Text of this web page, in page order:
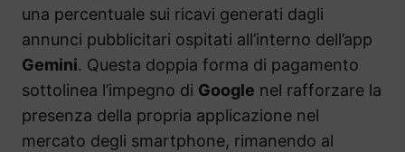
una percentuale sui ricavi generati dagli
annunci pubblicitari ospitati all’interno dell’app
Gemini. Questa doppia forma di pagamento
sottolinea l’impegno di Google nel rafforzare la
presenza della propria applicazione nel
mercato degli smartphone, rimanendo al